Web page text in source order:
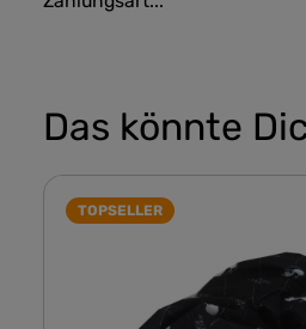
Das könnte
TOPSELLER